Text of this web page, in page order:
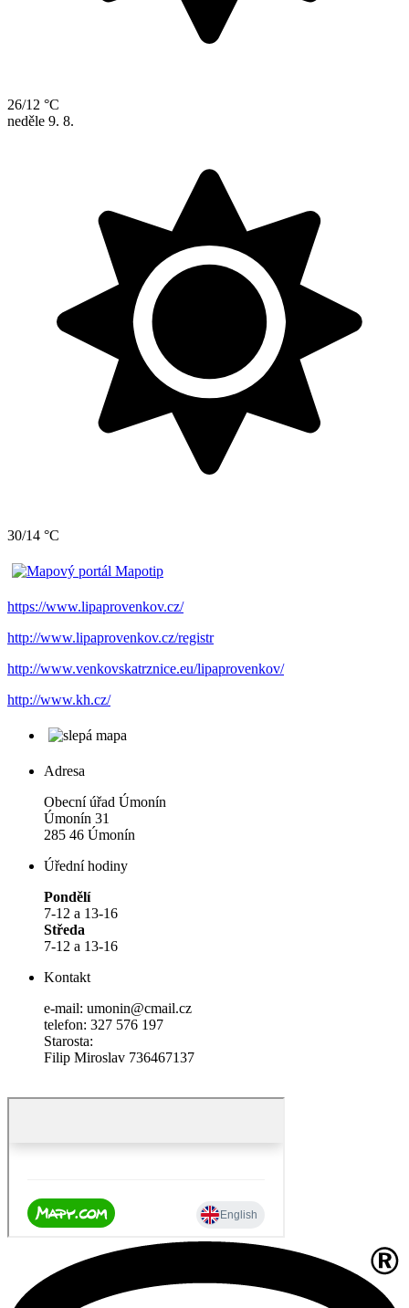
26/12 °C
neděle 9. 8.
30/14 °C
https://www.lipaprovenkov.cz/
http://www.lipaprovenkov.cz/registr
http://www.venkovskatrznice.eu/lipaprovenkov/
http://www.kh.cz/
Adresa
Obecní úřad Úmonín
Úmonín 31
285 46 Úmonín
Úřední hodiny
Pondělí
7-12 a 13-16
Středa
7-12 a 13-16
Kontakt
e-mail: umonin@cmail.cz
telefon: 327 576 197
Starosta:
Filip Miroslav 736467137